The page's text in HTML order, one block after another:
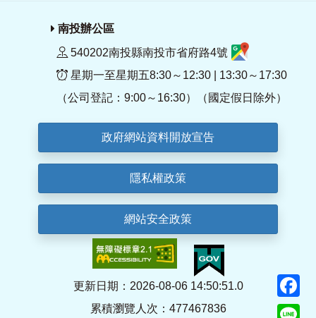
南投辦公區
540202南投縣南投市省府路4號
星期一至星期五8:30～12:30 | 13:30～17:30
（公司登記：9:00～16:30）（國定假日除外）
政府網站資料開放宣告
隱私權政策
網站安全政策
更新日期：2026-08-06 14:50:51.0
累積瀏覽人次：477467836